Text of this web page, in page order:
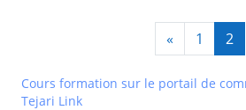
«Page
1 Page 1
2
Cours formation sur le portail de
Tejari Link